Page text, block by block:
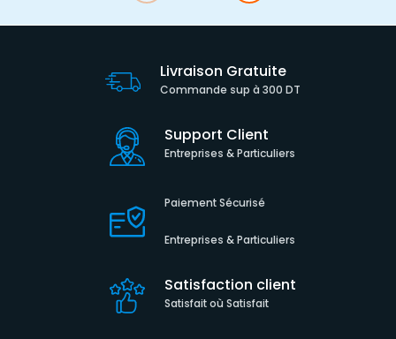
Livraison Gratuite
Commande sup à 300 DT
Support Client
Entreprises & Particuliers
Paiement Sécurisé
Entreprises & Particuliers
Satisfaction client
Satisfait où Satisfait